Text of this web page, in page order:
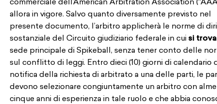
commerciale dell’American Arbitration Association
allora in vigore. Salvo quanto diversamente previsto nel
presente documento, l’arbitro applicherà le norme di
sostanziale del Circuito giudiziario federale in cui si
sede principale di Spikeball, senza tener conto delle
sul conflitto di leggi. Entro dieci (10) giorni di calendario
notifica della richiesta di arbitrato a una delle parti, le
devono selezionare congiuntamente un arbitro con
cinque anni di esperienza in tale ruolo e che abbia